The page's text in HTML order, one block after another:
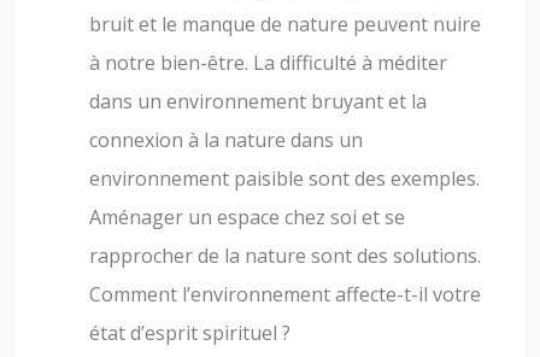
bruit et le manque de nature peuvent nuire
à notre bien-être. La difficulté à méditer
dans un environnement bruyant et la
connexion à la nature dans un
environnement paisible sont des exemples.
Aménager un espace chez soi et se
rapprocher de la nature sont des solutions.
Comment l’environnement affecte-t-il votre
état d’esprit spirituel ?